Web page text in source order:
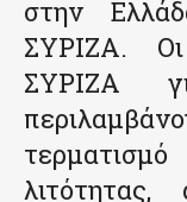
στην
ΣΥΡΙΖΑ.
ΣΥΡΙΖΑ
λιτότητας,